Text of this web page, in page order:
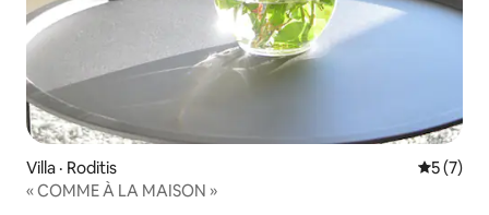
Villa · Roditis Note
5 (7)
« COMME À LA MAISON »